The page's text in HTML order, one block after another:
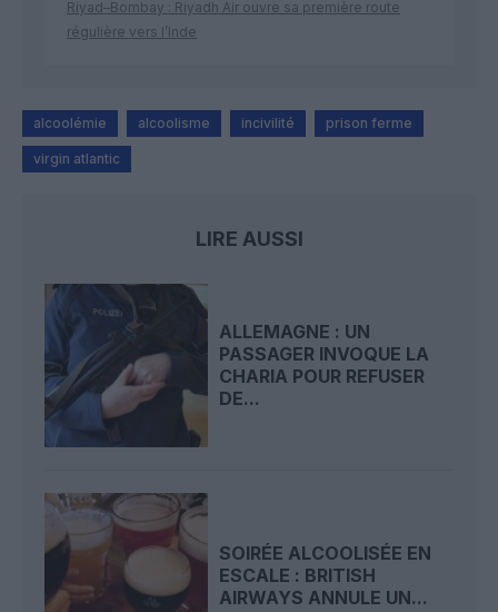
Riyad–Bombay : Riyadh Air ouvre sa première route
régulière vers l’Inde
alcoolémie alcoolisme incivilité prison ferme
virgin atlantic
LIRE AUSSI
ALLEMAGNE : UN
PASSAGER INVOQUE LA
CHARIA POUR REFUSER
DE...
SOIRÉE ALCOOLISÉE EN
ESCALE : BRITISH
AIRWAYS ANNULE UN...